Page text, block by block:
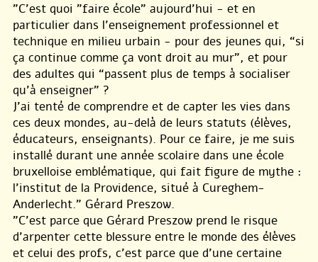
"C’est quoi "faire école" aujourd’hui - et en
particulier dans l’enseignement professionnel et
technique en milieu urbain - pour des jeunes qui, “si
ça continue comme ça vont droit au mur”, et pour
des adultes qui “passent plus de temps à socialiser
qu’à enseigner” ?
J’ai tenté de comprendre et de capter les vies dans
ces deux mondes, au-delà de leurs statuts (élèves,
éducateurs, enseignants). Pour ce faire, je me suis
installé durant une année scolaire dans une école
bruxelloise emblématique, qui fait figure de mythe :
l’institut de la Providence, situé à Cureghem-
Anderlecht." Gérard Preszow.
"C’est parce que Gérard Preszow prend le risque
d’arpenter cette blessure entre le monde des élèves
et celui des profs, c’est parce que d’une certaine